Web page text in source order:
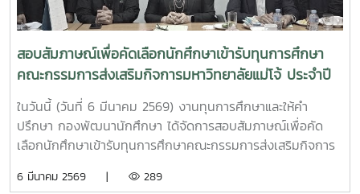
สอบสัมภาษณ์เพื่อคัดเลือกนักศึกษาเข้ารับทุนการศึกษา
คณะกรรมการส่งเสริมกิจการมหาวิทยาลัยแม่โจ้ ประจำปี
การศึกษา 2568
ในวันนี้ (วันที่ 6 มีนาคม 2569) งานทุนการศึกษาและให้คำ
ปรึกษา กองพัฒนานักศึกษา ได้จัดการสอบสัมภาษณ์เพื่อคัด
เลือกนักศึกษาเข้ารับทุนการศึกษาคณะกรรมการส่งเสริมกิจการ
ศิริรัตน์ ประธานคณะกรรมการพิจารณาทุนการศึกษาของคณะ
6 มีนาคม 2569 | 289